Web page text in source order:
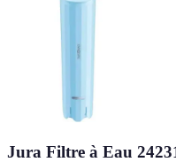
Jura Filtre à Eau